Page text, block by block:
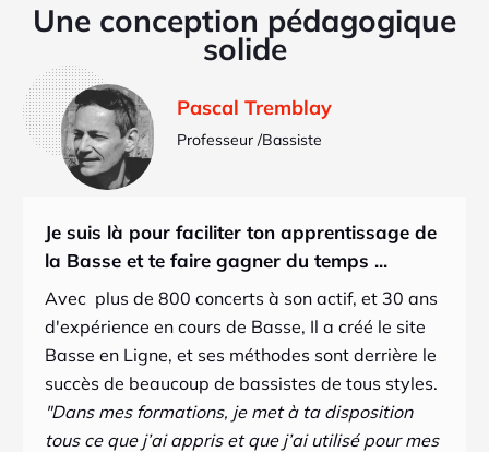
Une conception pédagogique
solide
Pascal Tremblay
Professeur /Bassiste
Je suis là pour faciliter ton apprentissage de
la Basse et te faire gagner du temps ...
Avec plus de 800 concerts à son actif, et 30 ans
d'expérience en cours de Basse, Il a créé le site
Basse en Ligne, et ses méthodes sont derrière le
succès de beaucoup de bassistes de tous styles.
"Dans mes formations, je met à ta disposition
tous ce que j’ai appris et que j’ai utilisé pour mes